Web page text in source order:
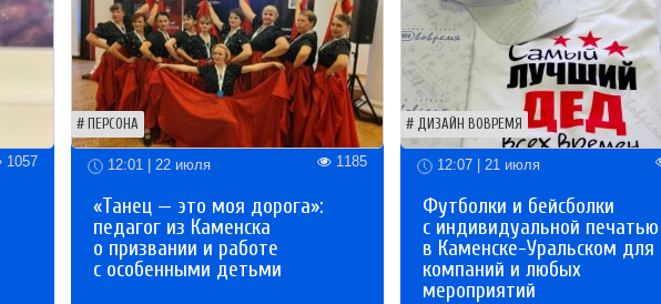
1057
ПЕРСОНА
12:01 | 22 июля 1185
«Танец — это моя дорога»:
педагог из Каменска
о призвании и работе
с особенными детьми
ДИЗАЙН ВОВРЕМЯ
12:07 | 21 июля
Футболки и бейсболки
с индивидуальной печатью
в Каменске-Уральском для
компаний и любых
мероприятий